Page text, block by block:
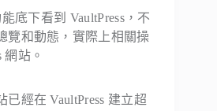
底下看到 VaultPress，不
覽和動態，實際上相關操
網站。
經在 VaultPress 建立超